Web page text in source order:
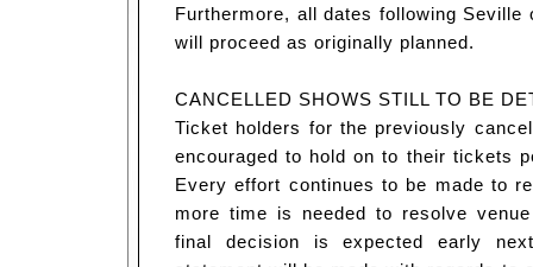
Furthermore, all dates following Seville
will proceed as originally planned.
CANCELLED SHOWS STILL TO BE
Ticket holders for the previously
encouraged to hold on to their tickets
Every effort continues to be made to
more time is needed to resolve
final decision is expected early